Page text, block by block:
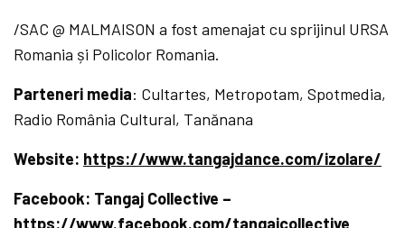
/SAC @ MALMAISON a fost amenajat cu sprijinul URSA
Romania și Policolor Romania.
Parteneri media: Cultartes, Metropotam, Spotmedia,
Radio România Cultural, Tanănana
Website: https://www.tangajdance.com/izolare/
Facebook: Tangaj Collective –
https://www.facebook.com/tangajcollective